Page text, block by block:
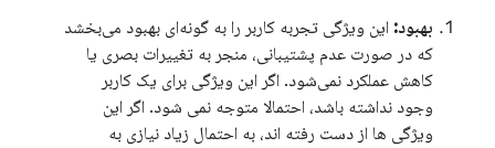
بهبود: این ویژگی تجربه کاربر را به گونه‌ای بهبود می‌بخشد
که در صورت عدم پشتیبانی، منجر به تغییرات بصری یا
کاهش عملکرد نمی‌شود. اگر این ویژگی برای یک کاربر
وجود نداشته باشد، احتمالا متوجه نمی شود. اگر این
ویژگی ها از دست رفته اند، به احتمال زیاد نیازی به